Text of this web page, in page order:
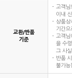
교환/반품
기준
고객님
이내
상품
기간으
고객님
을 수
그 사
반품
불가능